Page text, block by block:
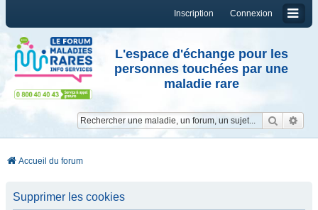
Connexion
Inscription
L'espace d'échange pour les
personnes touchées par une
maladie rare
Accueil du forum
Supprimer les cookies